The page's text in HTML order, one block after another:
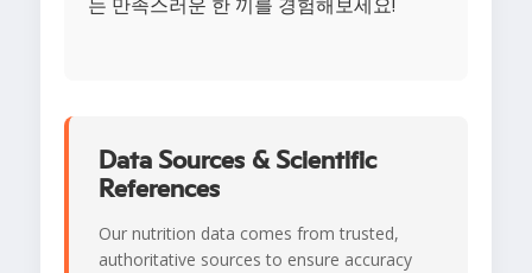
는 만족스러운 한 끼를 경험해보세요!
Data Sources & Scientific
References
Our nutrition data comes from trusted,
authoritative sources to ensure accuracy